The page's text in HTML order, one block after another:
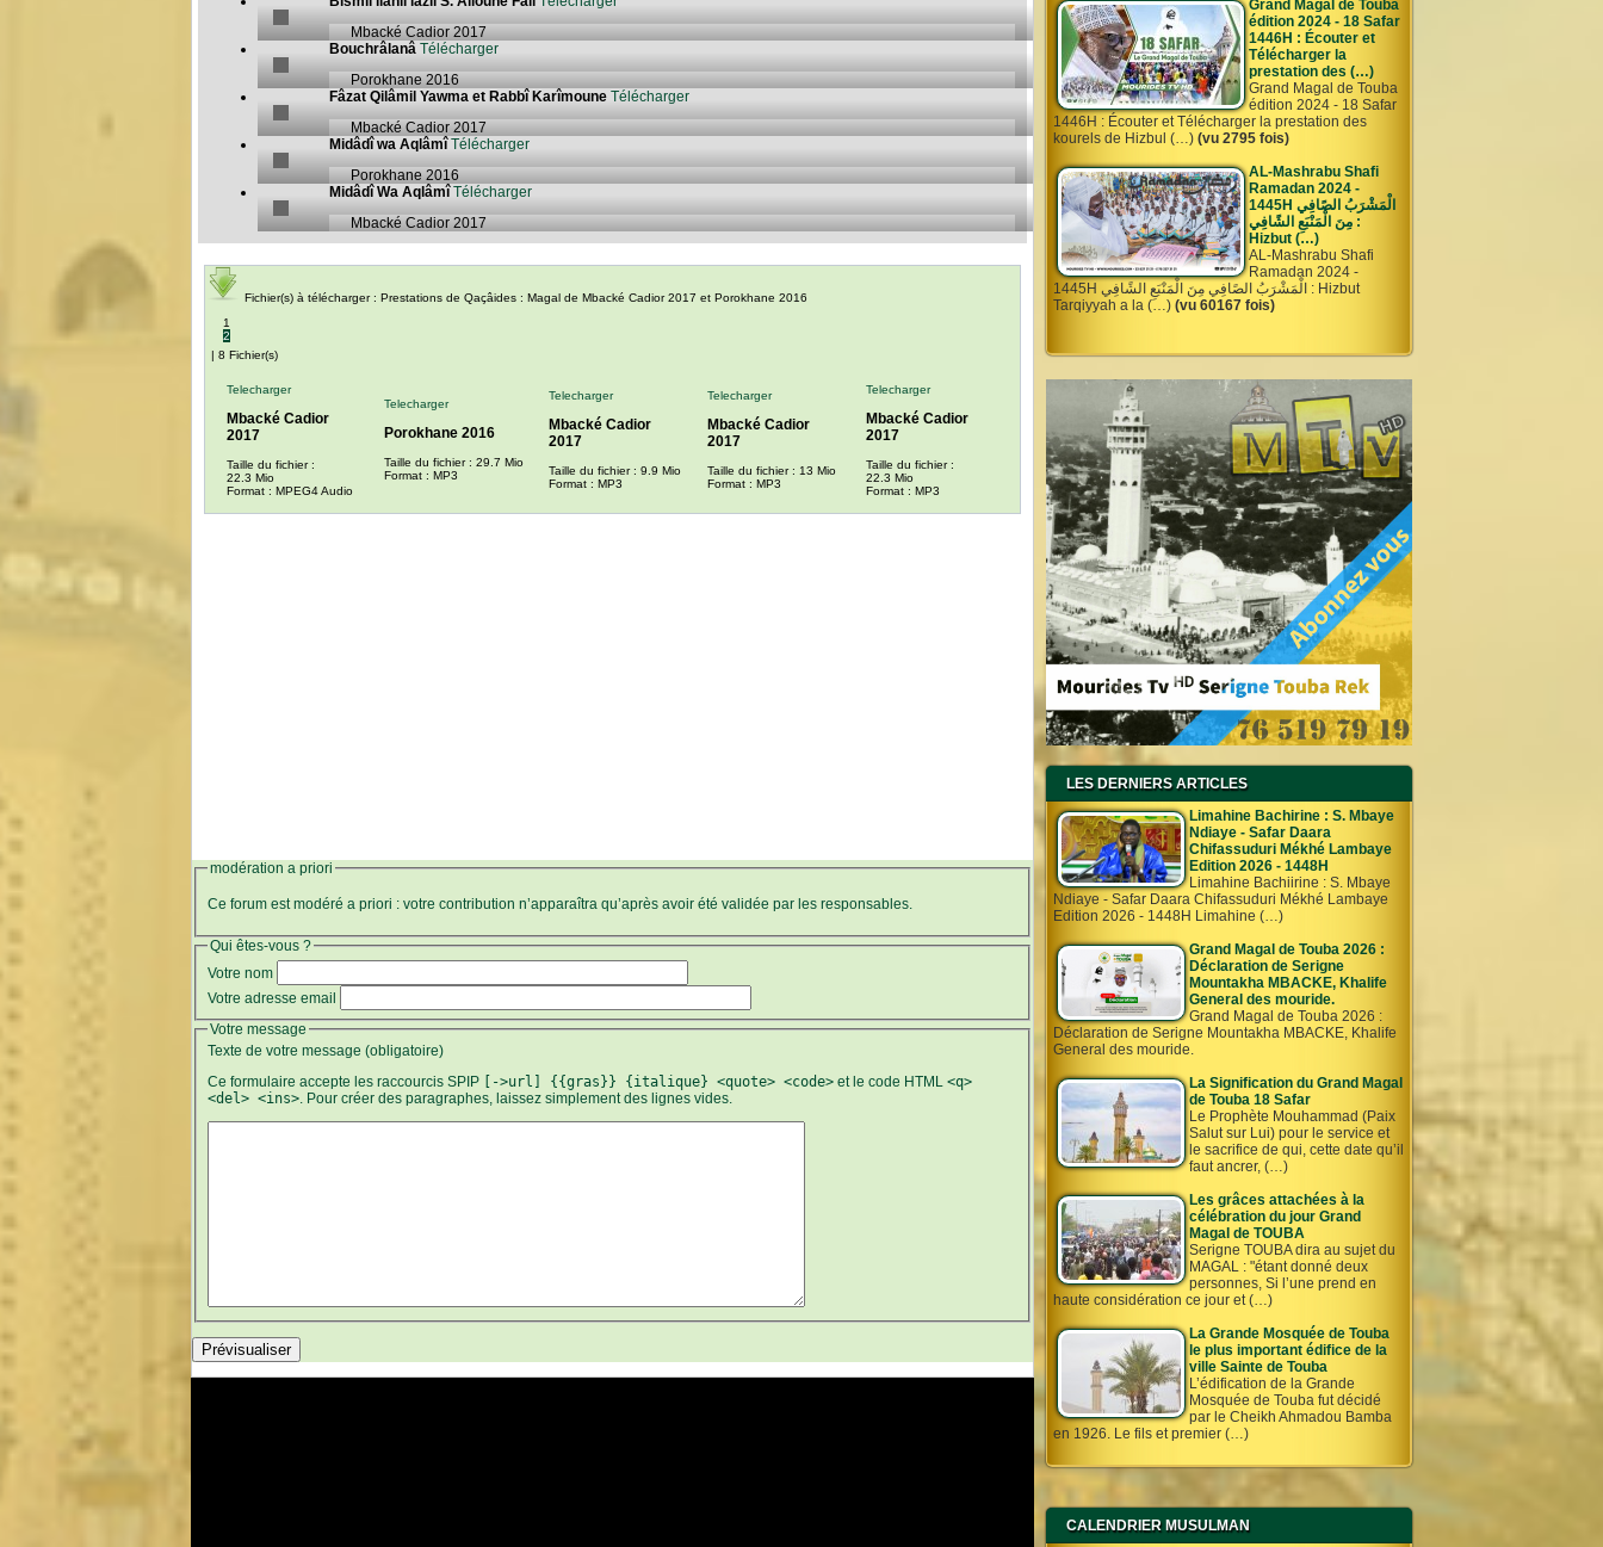
Mbacké Cadior 2017
Bouchrâlanâ Télécharger
Porokhane 2016
Fâzat Qilâmil Yawma et Rabbî Karîmoune Télécharger
Mbacké Cadior 2017
Midâdî wa Aqlâmî Télécharger
Porokhane 2016
Midâdî Wa Aqlâmî Télécharger
Mbacké Cadior 2017
Fichier(s) à télécharger : Prestations de Qaçâides : Magal de Mbacké Cadior 2017 et Porokhane 2016
1
2
| 8 Fichier(s)
Telecharger
Mbacké Cadior
2017
Taille du fichier :
22.3 Mio
Format : MPEG4 Audio
Telecharger
Porokhane 2016
Taille du fichier : 29.7 Mio
Format : MP3
Telecharger
Mbacké Cadior
2017
Taille du fichier : 9.9 Mio
Format : MP3
Telecharger
Mbacké Cadior
2017
Taille du fichier : 13 Mio
Format : MP3
Telecharger
Mbacké Cadior
2017
Taille du fichier :
22.3 Mio
Format : MP3
modération a priori
Ce forum est modéré a priori : votre contribution n’apparaîtra qu’après avoir été validée par les responsables.
Qui êtes-vous ?
Votre nom
Votre adresse email
Votre message
Texte de votre message (obligatoire)
Ce formulaire accepte les raccourcis SPIP
[->url] {{gras}} {italique} <quote> <code> et le code HTML <q>
<del> <ins>. Pour créer des paragraphes, laissez simplement des lignes vides.
Grand Magal de Touba
édition 2024 - 18 Safar
1446H : Écouter et
Télécharger la
prestation des (…)
Grand Magal de Touba
édition 2024 - 18 Safar
1446H : Écouter et Télécharger la prestation des
kourels de Hizbul (…) (vu 2795 fois)
AL-Mashrabu Shafi
Ramadan 2024 -
1445H الْمَشْرَبُ الصًافِي
مِنَ الْمَنْبَعِ الشًافِي :
Hizbut (…)
AL-Mashrabu Shafi
Ramadan 2024 -
1445H الْمَشْرَبُ الصًافِي مِنَ الْمَنْبَعِ الشًافِي : Hizbut
Tarqiyyah a la (…) (vu 60167 fois)
LES DERNIERS ARTICLES
Limahine Bachirine : S. Mbaye
Ndiaye - Safar Daara
Chifassuduri Mékhé Lambaye
Edition 2026 - 1448H
Limahine Bachiirine : S. Mbaye
Ndiaye - Safar Daara Chifassuduri Mékhé Lambaye
Edition 2026 - 1448H Limahine (…)
Grand Magal de Touba 2026 :
Déclaration de Serigne
Mountakha MBACKE, Khalife
General des mouride.
Grand Magal de Touba 2026 :
Déclaration de Serigne Mountakha MBACKE, Khalife
General des mouride.
La Signification du Grand Magal
de Touba 18 Safar
Le Prophète Mouhammad (Paix
Salut sur Lui) pour le service et
le sacrifice de qui, cette date qu’il
faut ancrer, (…)
Les grâces attachées à la
célébration du jour Grand
Magal de TOUBA
Serigne TOUBA dira au sujet du
MAGAL : "étant donné deux
personnes, Si l’une prend en
haute considération ce jour et (…)
La Grande Mosquée de Touba
le plus important édifice de la
ville Sainte de Touba
L’édification de la Grande
Mosquée de Touba fut décidé
par le Cheikh Ahmadou Bamba
en 1926. Le fils et premier (…)
CALENDRIER MUSULMAN